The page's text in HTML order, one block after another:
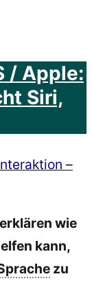
/ Apple:
Siri,
wie
kann,
zu